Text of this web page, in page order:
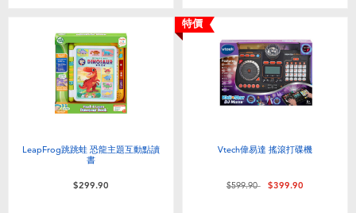
LeapFrog跳跳蛙 恐龍主題互動點讀
書
$299.90
特價
Vtech偉易達 搖滾打碟機
價格從
$599.90至$399.90